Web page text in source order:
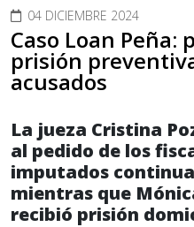
04 DICIEMBRE 2024
Caso Loan Peña:
prisión
acusados
La jueza Cristina
al pedido de los
imputados
mientras que
recibió prisión